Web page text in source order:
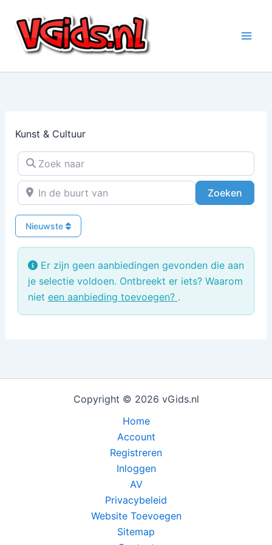
naar
inhoud
Kunst & Cultuur
Zoek naar
In de buurt van
Zoeken
Nieuwste
Er zijn geen aanbiedingen gevonden die aan
je selectie voldoen. Ontbreekt er iets? Waarom
niet een aanbieding toevoegen? .
Copyright © 2026 vGids.nl
Home
Account
Registreren
Inloggen
AV
Privacybeleid
Website Toevoegen
Sitemap